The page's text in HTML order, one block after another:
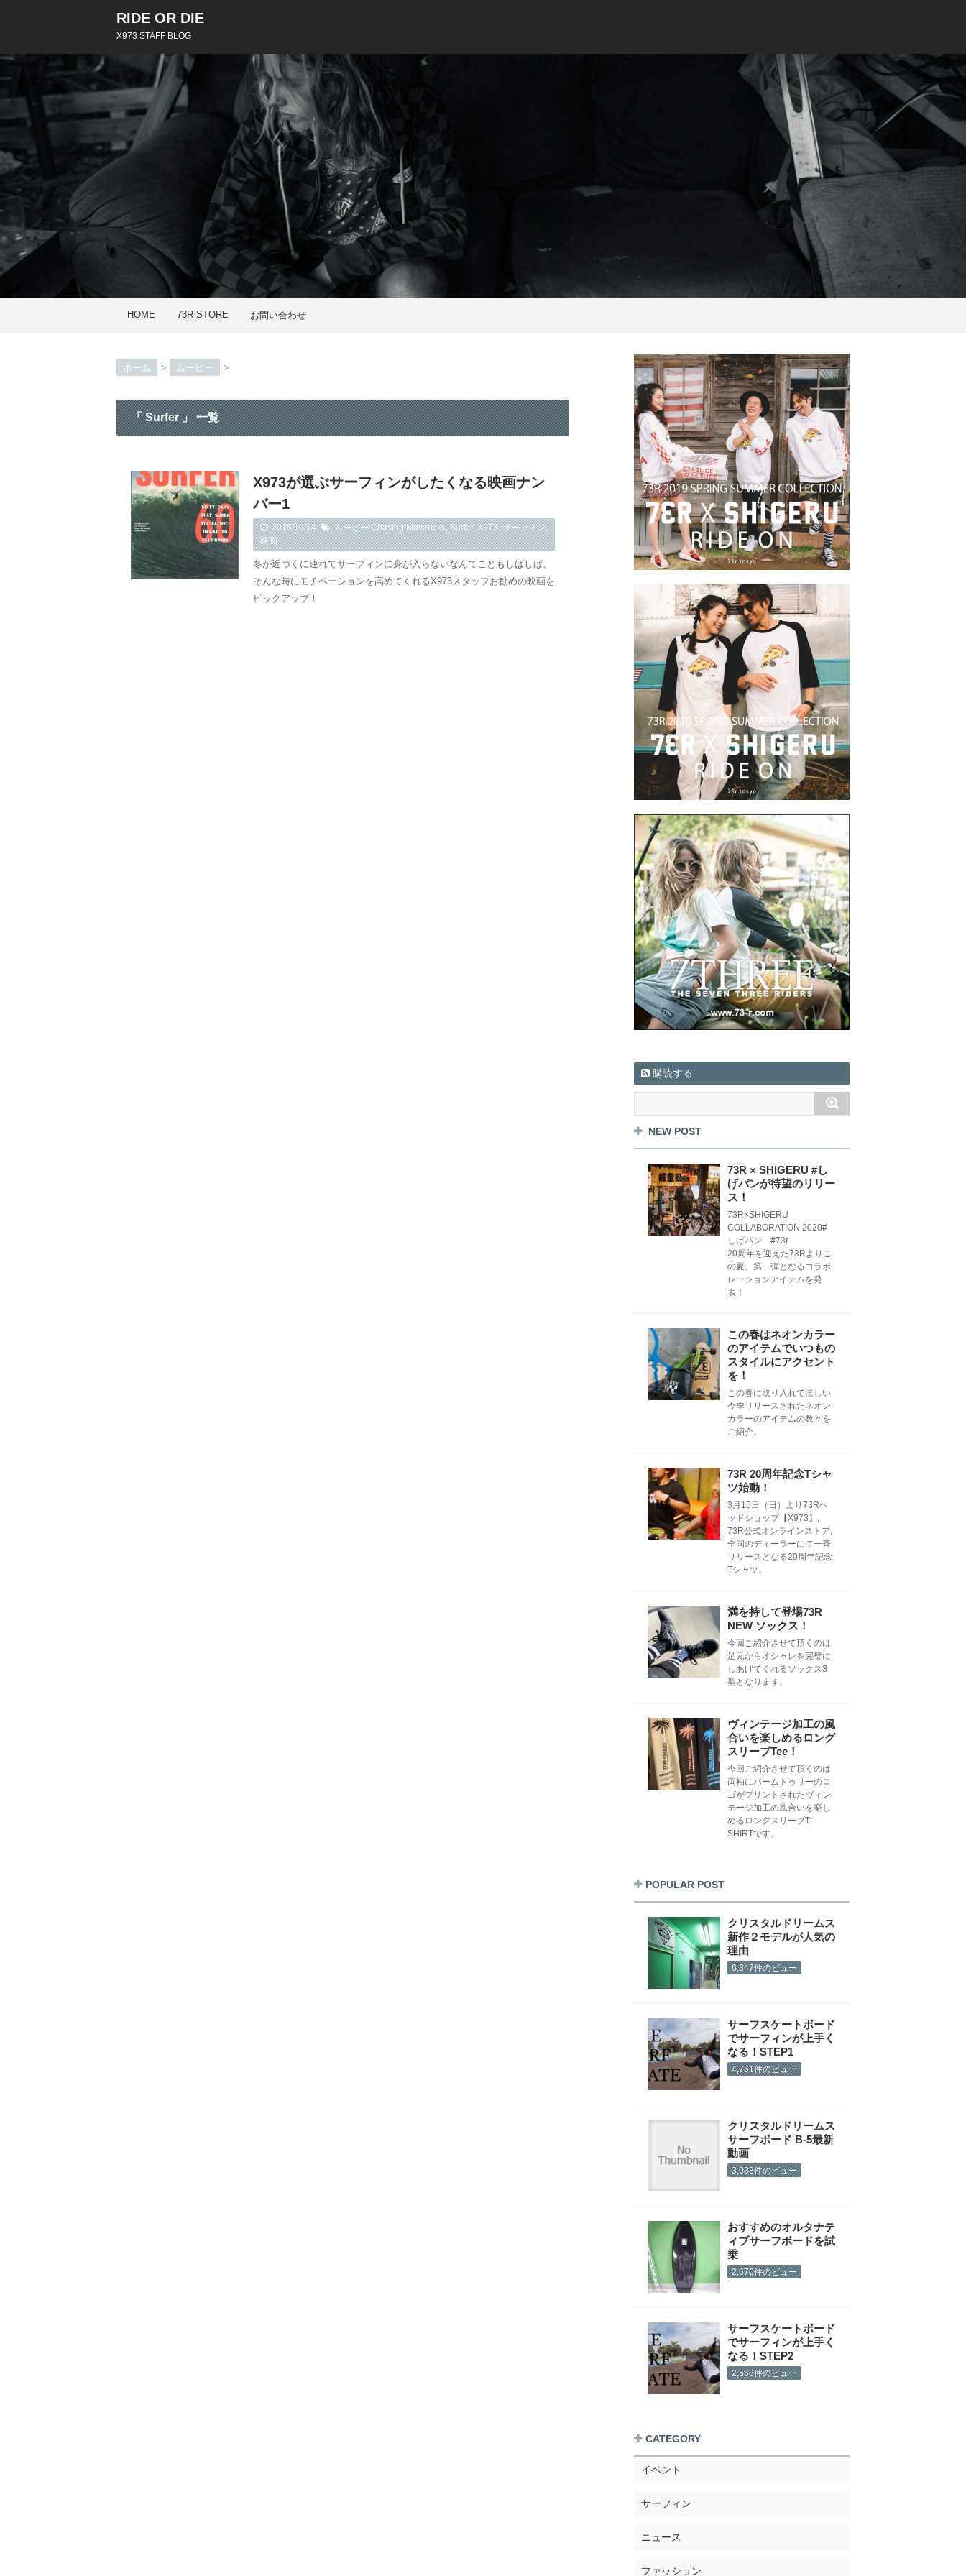
RIDE OR DIE
X973 STAFF BLOG
HOME 73R STORE お問い合わせ
ホーム > ムービー >
「 Surfer 」 一覧
X973が選ぶサーフィンがしたくなる映画ナン
バー1
2015/10/14 ムービー Chasing Mavericks,Surfer,X973,サーフィン,
映画
冬が近づくに連れてサーフィンに身が入らないなんてこともしばしば。
そんな時にモチベーションを高めてくれるX973スタッフお勧めの映画を
ピックアップ！
購読する
NEW POST
73R × SHIGERU #し
げパンが待望のリリー
ス！
73R×SHIGERU
COLLABORATION 2020#
しげパン #73r
20周年を迎えた73Rよりこ
の夏、第一弾となるコラボ
レーションアイテムを発
表！
この春はネオンカラー
のアイテムでいつもの
スタイルにアクセント
を！
この春に取り入れてほしい
今季リリースされたネオン
カラーのアイテムの数々を
ご紹介。
73R 20周年記念Tシャ
ツ始動！
3月15日（日）より73Rヘ
ッドショップ【X973】,
73R公式オンラインストア,
全国のディーラーにて一斉
リリースとなる20周年記念
Tシャツ。
満を持して登場73R
NEW ソックス！
今回ご紹介させて頂くのは
足元からオシャレを完璧に
しあげてくれるソックス3
型となります。
ヴィンテージ加工の風
合いを楽しめるロング
スリーブTee！
今回ご紹介させて頂くのは
両袖にパームトゥリーのロ
ゴがプリントされたヴィン
テージ加工の風合いを楽し
めるロングスリーブT-
SHIRTです。
POPULAR POST
クリスタルドリームス
新作２モデルが人気の
理由
6,347件のビュー
サーフスケートボード
でサーフィンが上手く
なる！STEP1
4,761件のビュー
クリスタルドリームス
サーフボード B-5最新
動画
3,038件のビュー
おすすめのオルタナテ
ィブサーフボードを試
乗
2,670件のビュー
サーフスケートボード
でサーフィンが上手く
なる！STEP2
2,568件のビュー
CATEGORY
イベント
サーフィン
ニュース
ファッション